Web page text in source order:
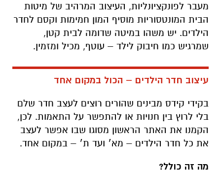
מעבר לפונקציונליות, העיצוב המרהיב של מיטות
הבית המונטסוריות מוסיף המון חמימות וקסם לחדר
הילדים. יש משהו במיטה שדומה לבית קטן,
שמרגיש כמו חיבוק לילד – עוטף, מכיל ומזמין.
עיצוב חדר הילדים – הכול במקום אחד
בקידי קידס מבינים שהורים רוצים לעצב חדר שלם
בלי לרוץ בין חנויות או להתפשר על התאמות. לכן,
הקמנו את האתר הראשון מסוגו שבו אפשר לעצב
את כל חדר הילדים – מא׳ ועד ת׳ – במקום אחד.
מה זה כולל?